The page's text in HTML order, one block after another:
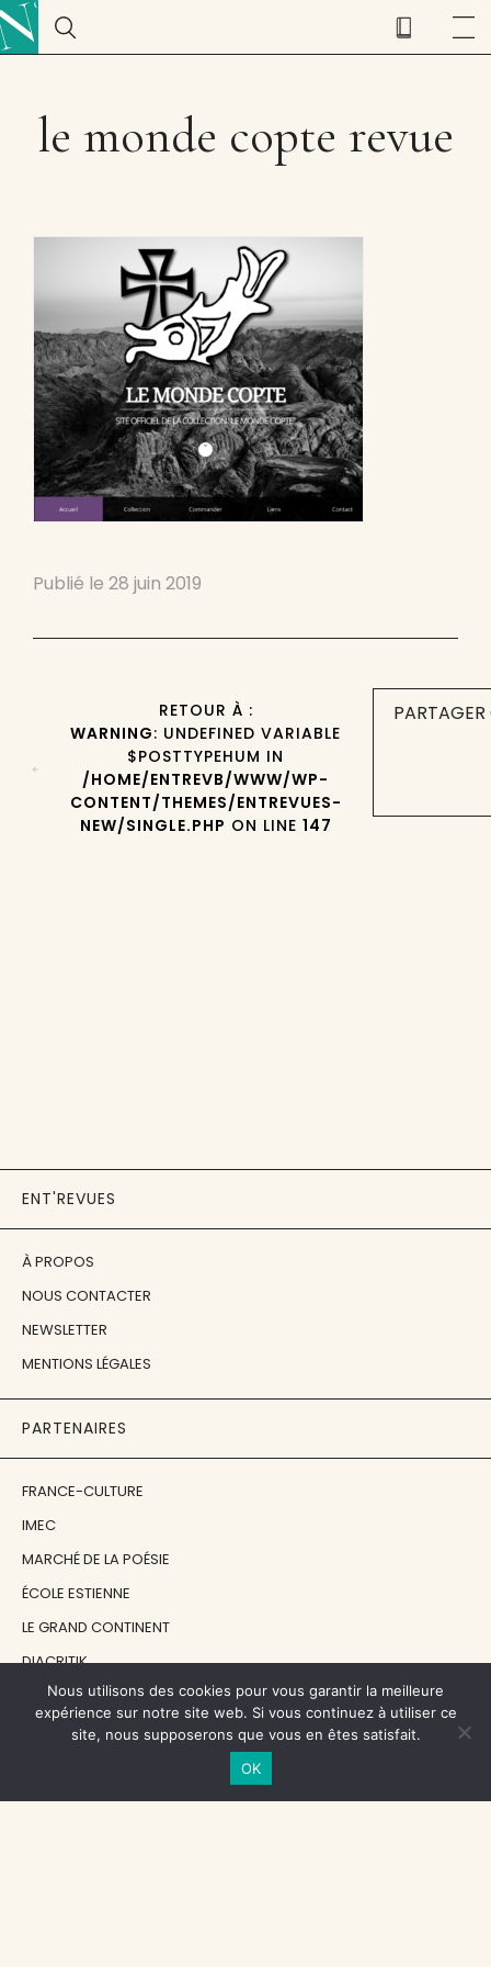
le monde copte revue
Publié le 28 juin 2019
RETOUR À :
WARNING: UNDEFINED VARIABLE
$POSTTYPEHUM IN
/HOME/ENTREVB/WWW/WP-
CONTENT/THEMES/ENTREVUES-
NEW/SINGLE.PHP ON LINE 147
ENT'REVUES
À PROPOS
NOUS CONTACTER
NEWSLETTER
MENTIONS LÉGALES
PARTENAIRES
FRANCE-CULTURE
IMEC
MARCHÉ DE LA POÉSIE
ÉCOLE ESTIENNE
LE GRAND CONTINENT
DIACRITIK
EN ATTENDANT NADEAU
Nous utilisons des cookies pour vous garantir la meilleure
expérience sur notre site web. Si vous continuez à utiliser ce
site, nous supposerons que vous en êtes satisfait.
OK